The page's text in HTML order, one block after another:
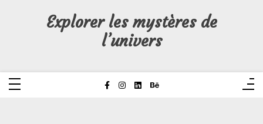
Explorer les mystères de
l’univers